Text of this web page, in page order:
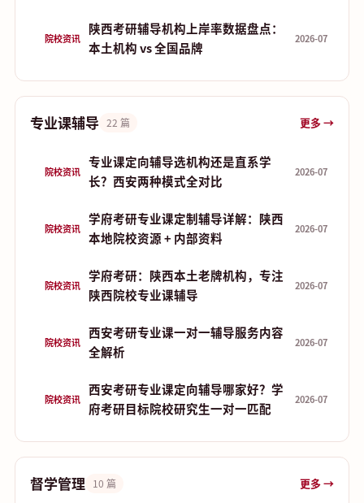
院校资讯
陕西考研辅导机构上岸率数据盘点：
本土机构 vs 全国品牌
2026-07
专业课辅导 22 篇 更多 →
院校资讯
专业课定向辅导选机构还是直系学
长？西安两种模式全对比
2026-07
院校资讯
学府考研专业课定制辅导详解：陕西
本地院校资源 + 内部资料
2026-07
院校资讯
学府考研：陕西本土老牌机构，专注
陕西院校专业课辅导
2026-07
院校资讯
西安考研专业课一对一辅导服务内容
全解析
2026-07
院校资讯
西安考研专业课定向辅导哪家好？学
府考研目标院校研究生一对一匹配
2026-07
督学管理 10 篇 更多 →